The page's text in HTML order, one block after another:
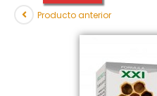
Producto anterior